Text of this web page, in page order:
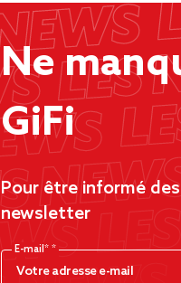
Ne
GiFi
Pour être informé
newsletter
E-mail*